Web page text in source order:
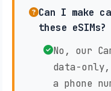
Can I make
these eSIMs?
No, our
data-
a phone